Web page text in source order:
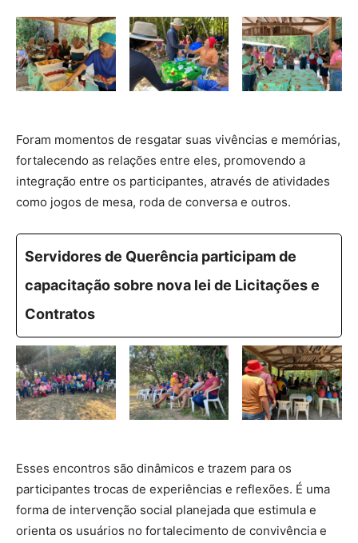
Foram momentos de resgatar suas vivências e memórias,
fortalecendo as relações entre eles, promovendo a
integração entre os participantes, através de atividades
como jogos de mesa, roda de conversa e outros.
Servidores de Querência participam de
capacitação sobre nova lei de Licitações e
Contratos
Esses encontros são dinâmicos e trazem para os
participantes trocas de experiências e reflexões. É uma
forma de intervenção social planejada que estimula e
orienta os usuários no fortalecimento de convivência e